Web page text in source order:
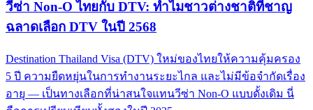
วีซ่า Non-O ไทยกับ DTV: ทำไมชาวต่างชาติที่ชาญ
ฉลาดเลือก DTV ในปี 2568
Destination Thailand Visa (DTV) ใหม่ของไทยให้ความคุ้มครอง
5 ปี ความยืดหยุ่นในการทำงานระยะไกล และไม่มีข้อจำกัดเรื่อง
อายุ — เป็นทางเลือกที่น่าสนใจแทนวีซ่า Non-O แบบดั้งเดิม นี่